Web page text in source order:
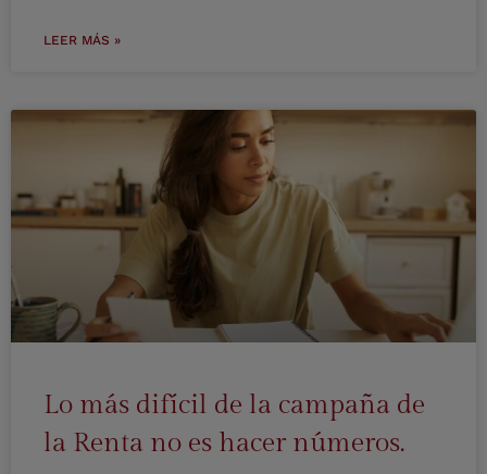
LEER MÁS »
Lo más difícil de la campaña de
la Renta no es hacer números.